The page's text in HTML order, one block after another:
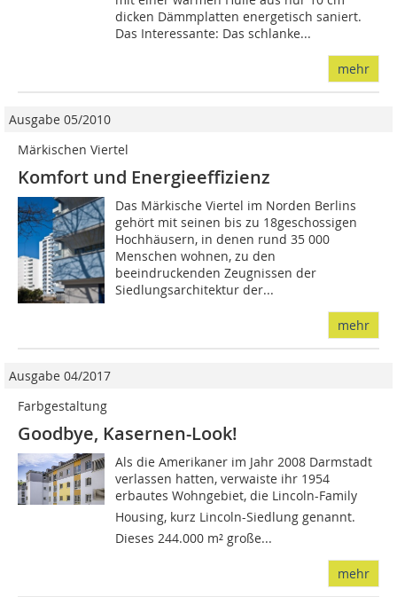
dicken Dämmplatten energetisch saniert.
Das Interessante: Das schlanke...
mehr
Ausgabe 05/2010
Märkischen Viertel
Komfort und Energie­effizienz
Das Märkische Viertel im Norden Berlins
gehört mit seinen bis zu 18geschossigen
Hochhäusern, in denen rund 35 000
Menschen wohnen, zu den
beeindruckenden Zeugnissen der
Siedlungsarchitektur der...
mehr
Ausgabe 04/2017
Farbgestaltung
Goodbye, Kasernen-Look!
Als die Amerikaner im Jahr 2008 Darmstadt
verlassen hatten, verwaiste ihr 1954
erbautes Wohngebiet, die Lincoln-Family
Housing, kurz Lincoln-Siedlung genannt.
Dieses 244.000 m² große...
mehr